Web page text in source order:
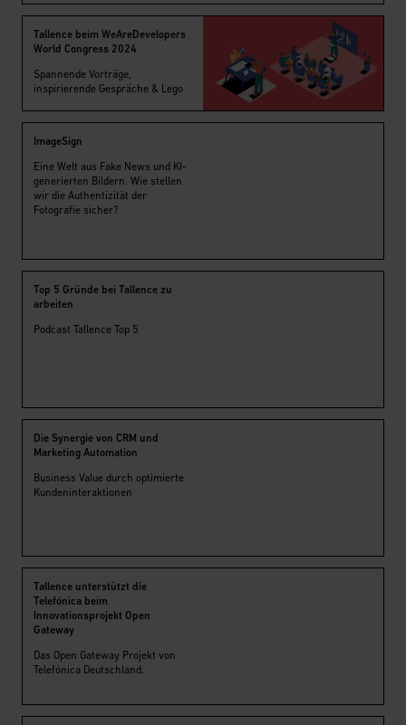
Tallence beim WeAreDevelopers
World Congress 2024
Spannende Vorträge,
inspirierende Gespräche & Lego
ImageSign
Eine Welt aus Fake News und KI-
generierten Bildern. Wie stellen
wir die Authentizität der
Fotografie sicher?
Top 5 Gründe bei Tallence zu
arbeiten
Podcast Tallence Top 5
Die Synergie von CRM und
Marketing Automation
Business Value durch optimierte
Kundeninteraktionen
Tallence unterstützt die
Telefónica beim
Innovationsprojekt Open
Gateway
Das Open Gateway Projekt von
Telefónica Deutschland.